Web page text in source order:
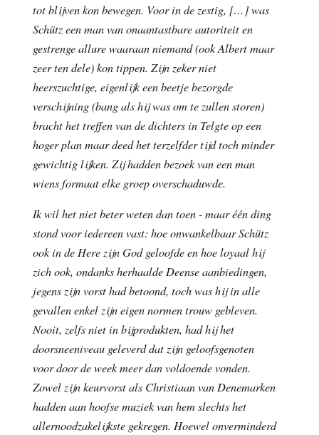
tot blijven kon bewegen. Voor in de zestig, […] was
Schütz een man van onaantastbare autoriteit en
gestrenge allure waaraan niemand (ook Albert maar
zeer ten dele) kon tippen. Zijn zeker niet
heerszuchtige, eigenlijk een beetje bezorgde
verschijning (bang als hij was om te zullen storen)
bracht het treffen van de dichters in Telgte op een
hoger plan maar deed het terzelfder tijd toch minder
gewichtig lijken. Zij hadden bezoek van een man
wiens formaat elke groep overschaduwde.
Ik wil het niet beter weten dan toen - maar één ding
stond voor iedereen vast: hoe onwankelbaar Schütz
ook in de Here zijn God geloofde en hoe loyaal hij
zich ook, ondanks herhaalde Deense aanbiedingen,
jegens zijn vorst had betoond, toch was hij in alle
gevallen enkel zijn eigen normen trouw gebleven.
Nooit, zelfs niet in bijprodukten, had hij het
doorsneeniveau geleverd dat zijn geloofsgenoten
voor door de week meer dan voldoende vonden.
Zowel zijn keurvorst als Christiaan van Denemarken
hadden aan hoofse muziek van hem slechts het
allernoodzakelijkste gekregen. Hoewel onverminderd